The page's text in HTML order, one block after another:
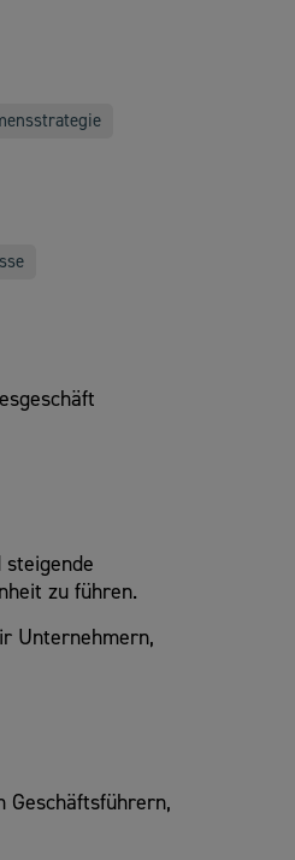
zu führen.
Unternehmern,
Geschäftsführern,